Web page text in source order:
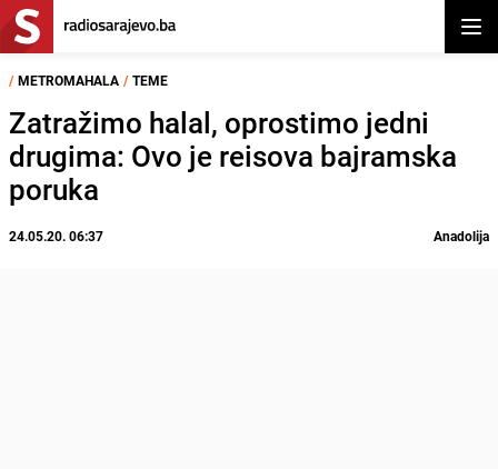
/ METROMAHALA / TEME
Zatražimo halal, oprostimo jedni
drugima: Ovo je reisova bajramska
poruka
24.05.20. 06:37 Anadolija